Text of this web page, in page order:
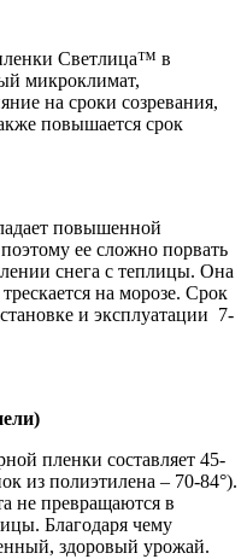
Светлица™ в
микроклимат,
на сроки созревания,
повышается срок
повышенной
ее сложно порвать
снега с теплицы. Она
на морозе. Срок
и эксплуатации 7-
пленки составляет 45-
из полиэтилена – 70-84°).
не превращаются в
Благодаря чему
здоровый урожай.